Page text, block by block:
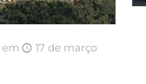
em
17 de março